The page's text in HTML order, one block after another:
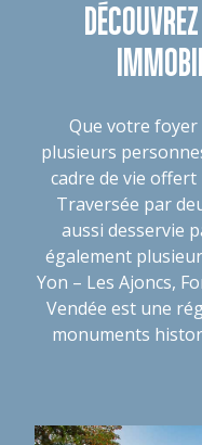
Que votre foyer
plusieurs
cadre de vie
Traversée par
aussi desservie
également
Yon – Les Ajoncs,
Vendée est une
monuments